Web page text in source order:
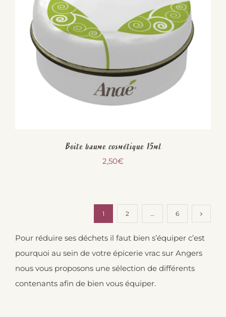
Boite baume cosmétique 15ml
2,50€
1 2 … 6
Pour réduire ses déchets il faut bien s’équiper c’est
pourquoi au sein de votre épicerie vrac sur Angers
nous vous proposons une sélection de différents
contenants afin de bien vous équiper.